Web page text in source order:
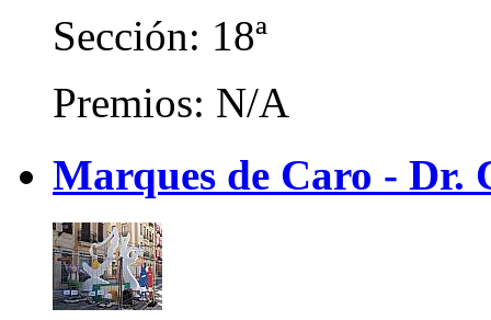
Sección: 18ª
Premios: N/A
Marques de Caro -